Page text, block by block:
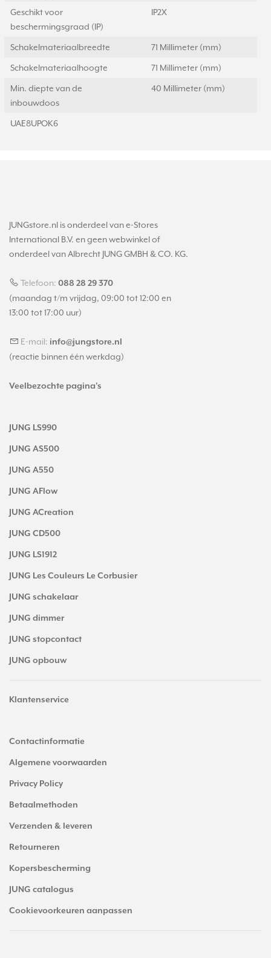
Geschikt voor
beschermingsgraad (IP)
IP2X
Schakelmateriaalbreedte 71 Millimeter (mm)
Schakelmateriaalhoogte 71 Millimeter (mm)
Min. diepte van de
inbouwdoos
40 Millimeter (mm)
UAE8UPOK6
JUNGstore.nl is onderdeel van e-Stores
International B.V. en geen webwinkel of
onderdeel van Albrecht JUNG GMBH & CO. KG.
Telefoon: 088 28 29 370
(maandag t/m vrijdag, 09:00 tot 12:00 en
13:00 tot 17:00 uur)
E-mail: info@jungstore.nl
(reactie binnen één werkdag)
Veelbezochte pagina's
JUNG LS990
JUNG AS500
JUNG A550
JUNG AFlow
JUNG ACreation
JUNG CD500
JUNG LS1912
JUNG Les Couleurs Le Corbusier
JUNG schakelaar
JUNG dimmer
JUNG stopcontact
JUNG opbouw
Klantenservice
Contactinformatie
Algemene voorwaarden
Privacy Policy
Betaalmethoden
Verzenden & leveren
Retourneren
Kopersbescherming
JUNG catalogus
Cookievoorkeuren aanpassen